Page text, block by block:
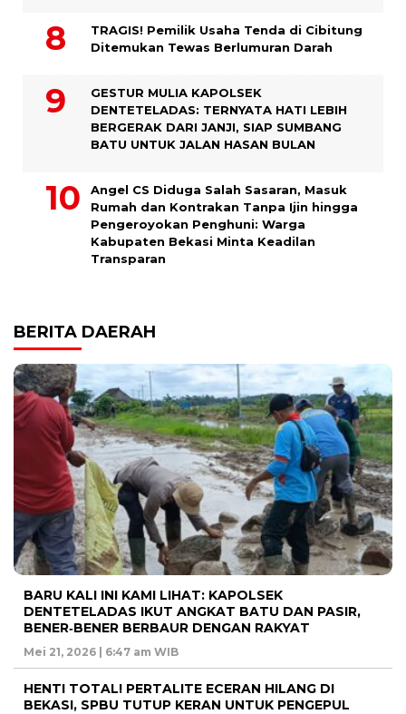
TRAGIS! Pemilik Usaha Tenda di Cibitung
Ditemukan Tewas Berlumuran Darah
GESTUR MULIA KAPOLSEK
DENTETELADAS: TERNYATA HATI LEBIH
BERGERAK DARI JANJI, SIAP SUMBANG
BATU UNTUK JALAN HASAN BULAN
Angel CS Diduga Salah Sasaran, Masuk
Rumah dan Kontrakan Tanpa Ijin hingga
Pengeroyokan Penghuni: Warga
Kabupaten Bekasi Minta Keadilan
Transparan
BERITA DAERAH
BARU KALI INI KAMI LIHAT: KAPOLSEK
DENTETELADAS IKUT ANGKAT BATU DAN PASIR,
BENER‑BENER BERBAUR DENGAN RAKYAT
Mei 21, 2026 | 6:47 am WIB
HENTI TOTAL! PERTALITE ECERAN HILANG DI
BEKASI, SPBU TUTUP KERAN UNTUK PENGEPUL